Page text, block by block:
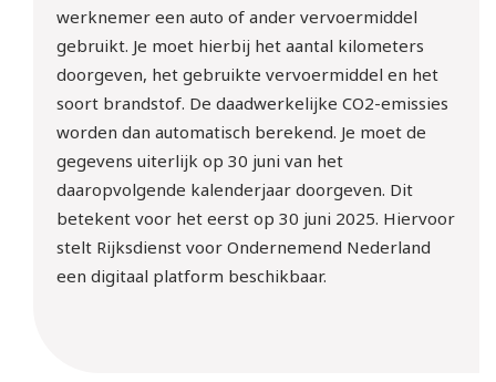
werknemer een auto of ander vervoermiddel
gebruikt. Je moet hierbij het aantal kilometers
doorgeven, het gebruikte vervoermiddel en het
soort brandstof. De daadwerkelijke CO2-emissies
worden dan automatisch berekend. Je moet de
gegevens uiterlijk op 30 juni van het
daaropvolgende kalenderjaar doorgeven. Dit
betekent voor het eerst op 30 juni 2025. Hiervoor
stelt Rijksdienst voor Ondernemend Nederland
een digitaal platform beschikbaar.